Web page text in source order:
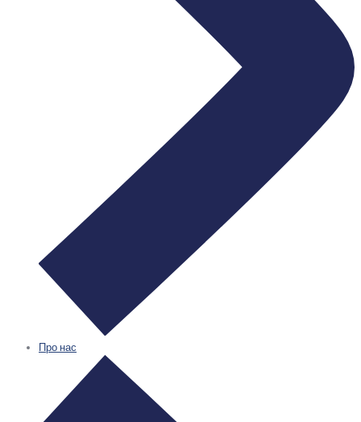
Про нас